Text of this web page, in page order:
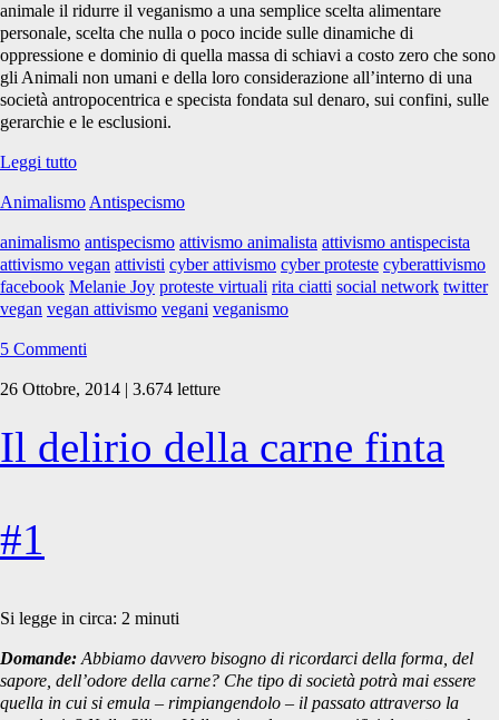
animale il ridurre il veganismo a una semplice scelta alimentare
personale, scelta che nulla o poco incide sulle dinamiche di
oppressione e dominio di quella massa di schiavi a costo zero che sono
gli Animali non umani e della loro considerazione all’interno di una
società antropocentrica e specista fondata sul denaro, sui confini, sulle
gerarchie e le esclusioni.
Leggi tuttoIl
reagisce.
noi
gli
diamo
una
mano
Animalismo Antispecismo
animalismo antispecismo attivismo animalista attivismo antispecista
attivismo vegan attivisti cyber attivismo cyber proteste cyberattivismo
facebook Melanie Joy proteste virtuali rita ciatti social network twitter
vegan vegan attivismo vegani veganismo
5 Commenti
26 Ottobre, 2014 | 3.674 letture
Il delirio della carne finta
#1
Si legge in circa: 2 minuti
Domande: Abbiamo davvero bisogno di ricordarci della forma, del
sapore, dell’odore della carne? Che tipo di società potrà mai essere
quella in cui si emula – rimpiangendolo – il passato attraverso la